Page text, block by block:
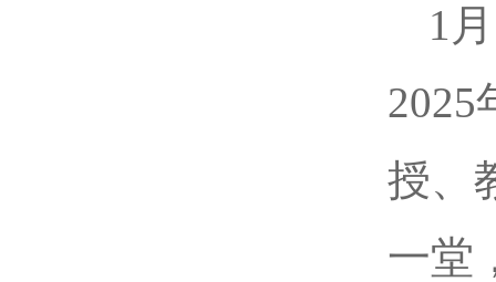
1
2025
授、
一堂